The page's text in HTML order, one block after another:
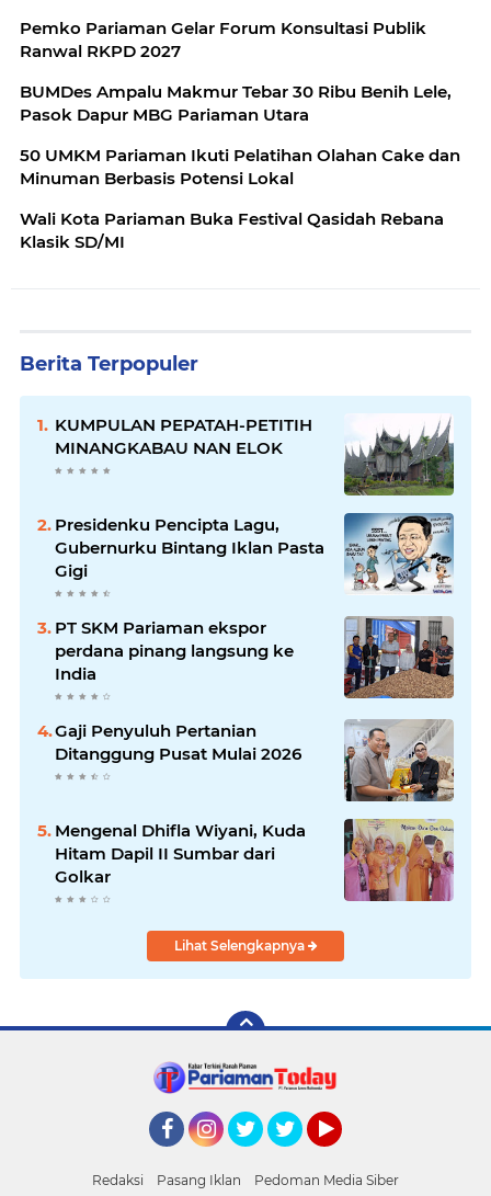
Pemko Pariaman Gelar Forum Konsultasi Publik
Ranwal RKPD 2027
BUMDes Ampalu Makmur Tebar 30 Ribu Benih Lele,
Pasok Dapur MBG Pariaman Utara
50 UMKM Pariaman Ikuti Pelatihan Olahan Cake dan
Minuman Berbasis Potensi Lokal
Wali Kota Pariaman Buka Festival Qasidah Rebana
Klasik SD/MI
Berita Terpopuler
KUMPULAN PEPATAH-PETITIH
MINANGKABAU NAN ELOK
Presidenku Pencipta Lagu,
Gubernurku Bintang Iklan Pasta
Gigi
PT SKM Pariaman ekspor
perdana pinang langsung ke
India
Gaji Penyuluh Pertanian
Ditanggung Pusat Mulai 2026
Mengenal Dhifla Wiyani, Kuda
Hitam Dapil II Sumbar dari
Golkar
Lihat Selengkapnya
Redaksi Pasang Iklan Pedoman Media Siber